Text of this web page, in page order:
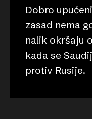
Dobro
zasad nema
nalik okršaju
kada se
protiv Rusije.